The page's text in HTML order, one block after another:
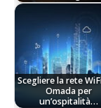
Scegliere la rete
Omada per
un’ospitalità…